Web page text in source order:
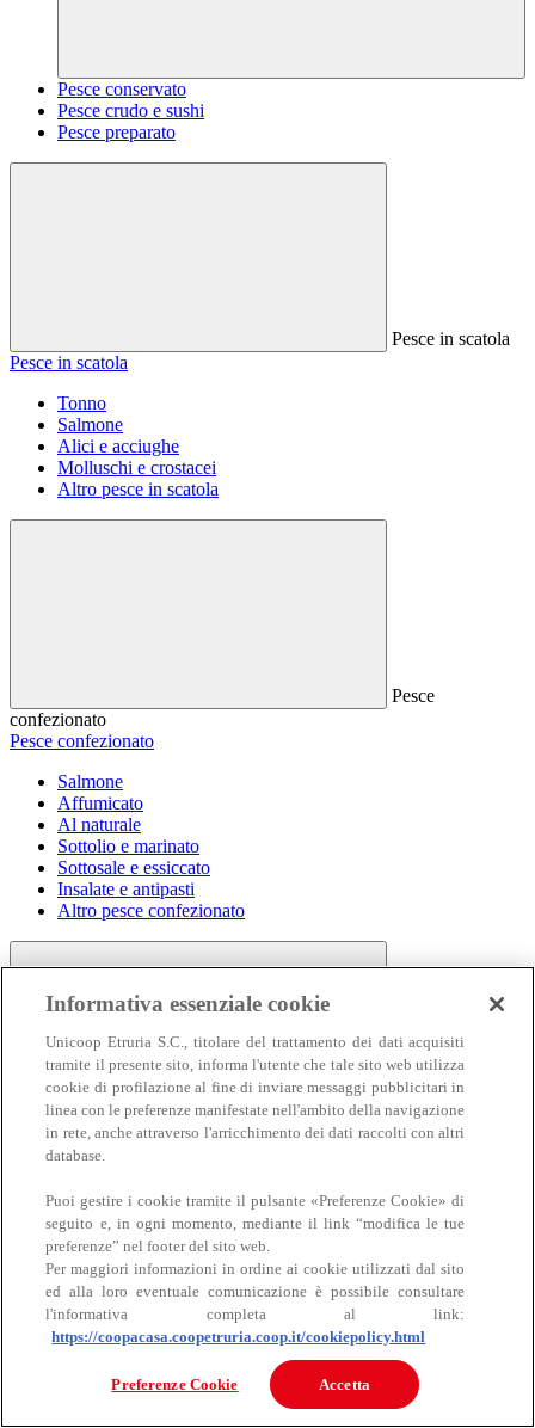
Pesce conservato
Pesce crudo e sushi
Pesce preparato
Pesce in scatola
Pesce in scatola
Tonno
Salmone
Alici e acciughe
Molluschi e crostacei
Altro pesce in scatola
Pesce
confezionato
Pesce confezionato
Salmone
Affumicato
Al naturale
Sottolio e marinato
Sottosale e essiccato
Insalate e antipasti
Altro pesce confezionato
Carne
Carne
Bovino
Informativa essenziale cookie
Unicoop Etruria S.C., titolare del trattamento dei dati acquisiti
tramite il presente sito, informa l'utente che tale sito web utilizza
cookie di profilazione al fine di inviare messaggi pubblicitari in
linea con le preferenze manifestate nell'ambito della navigazione
in rete, anche attraverso l'arricchimento dei dati raccolti con altri
database.
Puoi gestire i cookie tramite il pulsante «Preferenze Cookie» di
seguito e, in ogni momento, mediante il link “modifica le tue
preferenze” nel footer del sito web.
Per maggiori informazioni in ordine ai cookie utilizzati dal sito
ed alla loro eventuale comunicazione è possibile consultare
l'informativa completa al link:
https://coopacasa.coopetruria.coop.it/cookiepolicy.html
Preferenze Cookie Accetta